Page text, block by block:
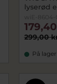
lyserød
wiE-8604-
299,00
På lager